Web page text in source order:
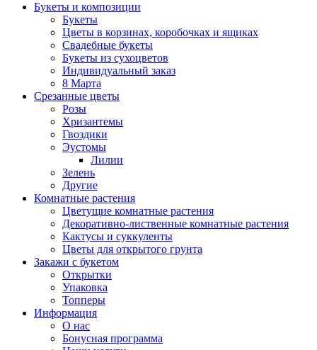
Букеты и композиции
Букеты
Цветы в корзинах, коробочках и ящиках
Свадебные букеты
Букеты из сухоцветов
Индивидуальный заказ
8 Марта
Срезанные цветы
Розы
Хризантемы
Гвоздики
Эустомы
Лилии
Зелень
Другие
Комнатные растения
Цветущие комнатные растения
Декоративно-лиственные комнатные растения
Кактусы и суккуленты
Цветы для открытого грунта
Закажи с букетом
Открытки
Упаковка
Топперы
Информация
О нас
Бонусная программа